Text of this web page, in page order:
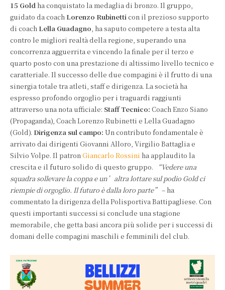
15 Gold ha conquistato la medaglia di bronzo. Il gruppo,
guidato da coach Lorenzo Rubinetticon il prezioso supporto
di coach Lella Guadagno, ha saputo competere a testa alta
contro le migliori realtà della regione, superando una
concorrenza agguerrita e vincendo la finale per il terzo e
quarto posto con una prestazione di altissimo livello tecnico e
caratteriale. Il successo delle due compagini è il frutto di una
sinergia totale tra atleti, staff e dirigenza. La società ha
espresso profondo orgoglio per i traguardi raggiunti
attraverso una nota ufficiale: Staff Tecnico: Coach Enzo Siano
(Propaganda), Coach Lorenzo Rubinetti e Lella Guadagno
(Gold). Dirigenza sul campo: Un contributo fondamentale è
arrivato dai dirigenti Giovanni Alloro, Virgilio Battaglia e
Silvio Volpe. Il patronGiancarlo Rossini ha applaudito la
crescita e il futuro solido di questo gruppo.
“Vedere una
squadra sollevare la coppa e un’altra lottare sul podio Gold ci
riempie di orgoglio. Il futuro è dalla loro parte” – ha
commentato la dirigenza della Polisportiva Battipagliese. Con
questi importanti successi si conclude una stagione
memorabile, che getta basi ancora più solide per i successi di
domani delle compagini maschili e femminili del club.